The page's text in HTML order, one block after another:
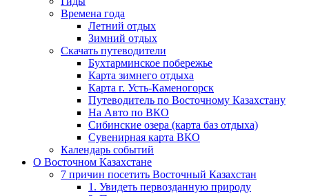
Времена года
Летний отдых
Зимний отдых
Скачать путеводители
Бухтарминское побережье
Карта зимнего отдыха
Карта г. Усть-Каменогорск
Путеводитель по Восточному Казахстану
На Авто по ВКО
Сибинские озера (карта баз отдыха)
Сувенирная карта ВКО
Календарь событий
О Восточном Казахстане
7 причин посетить Восточный Казахстан
1. Увидеть первозданную природу